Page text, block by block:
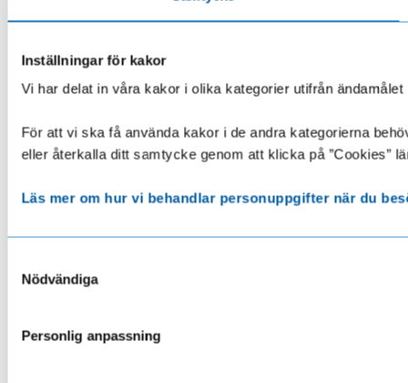
Inställningar för kakor
Vi har delat in våra kakor i olika kategorier utifrån
För att vi ska få använda kakor i de andra kategorierna
eller återkalla ditt samtycke genom att klicka på ”Cookies”
Läs mer om hur vi behandlar personuppgifter när du
Nödvändiga
Personlig anpassning